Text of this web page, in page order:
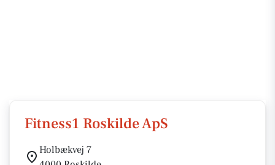
Fitness1 Roskilde ApS
Holbækvej 7